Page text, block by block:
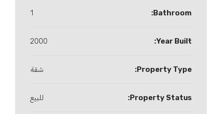
Bathroom:
1
Year Built:
2000
Property Type: شقة
Property Status: للبيع